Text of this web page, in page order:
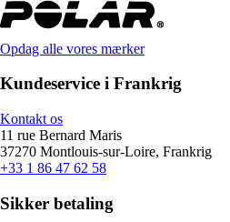
Opdag alle vores mærker
Kundeservice i Frankrig
Kontakt os
11 rue Bernard Maris
37270 Montlouis-sur-Loire, Frankrig
+33 1 86 47 62 58
Sikker betaling